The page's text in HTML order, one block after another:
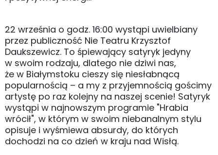
22 września o godz. 16:00 wystąpi uwielbiany
przez publiczność Nie Teatru Krzysztof
Daukszewicz. To śpiewający satyryk jedyny
w swoim rodzaju, dlatego nie dziwi nas,
że w Białymstoku cieszy się niesłabnącą
popularnością – a my z przyjemnością gościmy
artystę po raz kolejny na naszej scenie! Satyryk
wystąpi w najnowszym programie "Hrabia
wrócił", w którym w swoim niebanalnym stylu
opisuje i wyśmiewa absurdy, do których
dochodzi na co dzień w kraju nad Wisłą.